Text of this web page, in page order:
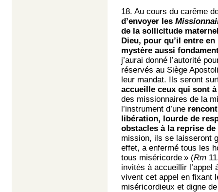
18. Au cours du carême
d’envoyer les
de la sollicitude
Dieu, pour qu’il entre
mystère aussi
j’aurai donné l’autorité
réservés au Siège
leur mandat. Ils seront
accueille ceux qui sont
des missionnaires de la
l’instrument d’une
libération, lourde de
obstacles à la reprise
mission, ils se laisseront
effet, a enfermé tous les
tous miséricorde » (Rm
invités à accueillir
vivent cet appel en fixant
miséricordieux et digne